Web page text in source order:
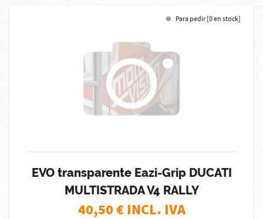
Para pedir [0 en stock]
EVO transparente Eazi-Grip DUCATI
MULTISTRADA V4 RALLY
40,50€ INCL. IVA